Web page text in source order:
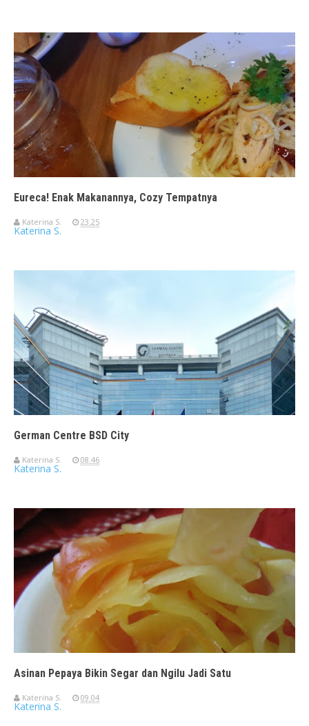
Eureca! Enak Makanannya, Cozy Tempatnya
Katerina S. 23.25
Katerina S.
German Centre BSD City
Katerina S. 08.46
Katerina S.
Asinan Pepaya Bikin Segar dan Ngilu Jadi Satu
Katerina S. 09.04
Katerina S.